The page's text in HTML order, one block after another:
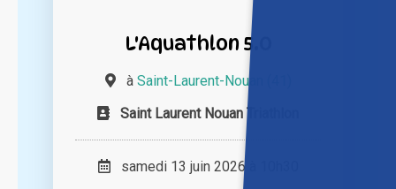
L'Aquathlon 5.0
à Saint-Laurent-Nouan (41)
Saint Laurent Nouan Triathlon
samedi 13 juin 2026 à 10h30